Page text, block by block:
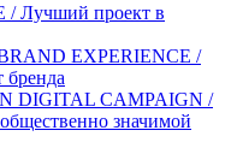
/ Лучший проект в
EXPERIENCE /
DIGITAL CAMPAIGN /
значимой